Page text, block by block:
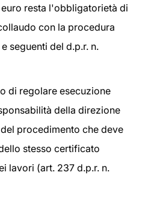
resta l'obbligatorietà di
con la procedura
seguenti del d.p.r. n.
di regolare esecuzione
della direzione
procedimento che deve
stesso certificato
lavori (art. 237 d.p.r. n.